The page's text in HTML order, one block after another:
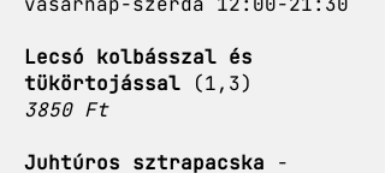
Lecsó kolbásszal és
tükörtojással (1,3)
3850 Ft
Juhtúros sztrapacska -